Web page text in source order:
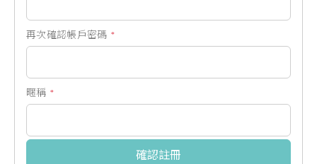
再次確認帳戶密碼 *
暱稱 *
確認註冊